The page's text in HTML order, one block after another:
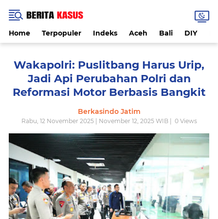
Home Terpopuler Indeks Aceh Bali DIY
Wakapolri: Puslitbang Harus Urip,
Jadi Api Perubahan Polri dan
Reformasi Motor Berbasis Bangkit
Berkasindo Jatim
Rabu, 12 November 2025 | November 12, 2025 WIB | 0Views